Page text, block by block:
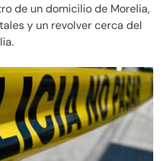
de un domicilio de Morelia,
y un revolver cerca del